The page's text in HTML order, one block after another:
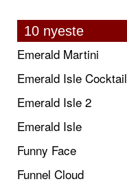
10 nyeste
Emerald Martini
Emerald Isle Cocktail
Emerald Isle 2
Emerald Isle
Funny Face
Funnel Cloud